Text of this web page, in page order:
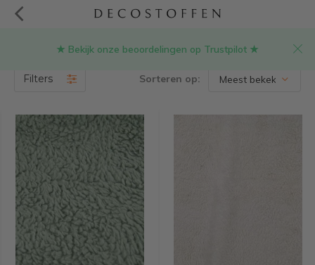
★ Bekijk onze beoordelingen op Trustpilot ★
Producten getagd met teddy katoen
Filters Sorteren op: